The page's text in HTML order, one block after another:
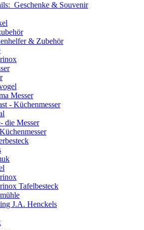
Geschenke & Souvenir
& Zubehör
Messer
- Küchenmesser
die Messer
Tafelbesteck
J.A. Henckels